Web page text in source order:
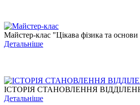
Майстер-клас "Цікава фізика та основи
Детальніше
ІСТОРІЯ СТАНОВЛЕННЯ
Детальніше